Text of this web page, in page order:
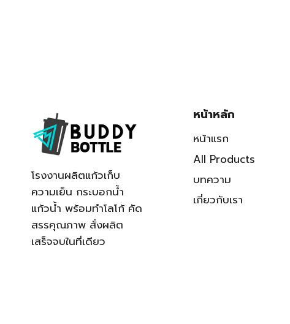
โรงงานผลิตแก้วเก็บ
ความเย็น กระบอกน้ำ
แก้วน้ำ พร้อมทำโลโก้ คัด
สรรคุณภาพ สั่งผลิต
เสร็จจบในที่เดียว
หน้าหลัก
หน้าแรก
All Products
บทความ
เกี่ยวกับเรา